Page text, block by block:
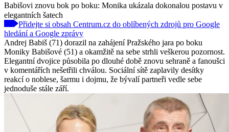
Babišovi znovu bok po boku: Monika ukázala dokonalou postavu v
elegantních šatech
Přidejte si obsah Centrum.cz do oblíbených zdrojů pro Google
hledání a Google zprávy
Andrej Babiš (71) dorazil na zahájení Pražského jara po boku
Moniky Babišové (51) a okamžitě na sebe strhli veškerou pozornost.
Elegantní dvojice působila po dlouhé době znovu sehraně a fanoušci
v komentářích nešetřili chválou. Sociální sítě zaplavily desítky
reakcí o noblese, šarmu i dojmu, že bývalí partneři vedle sebe
jednoduše stále září.